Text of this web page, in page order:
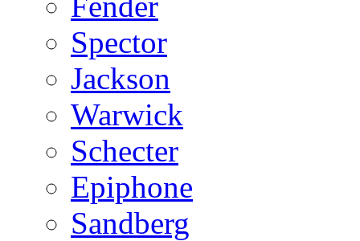
Spector
Jackson
Warwick
Schecter
Epiphone
Sandberg